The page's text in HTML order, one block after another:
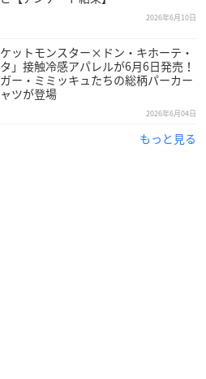
2026年6月10日
ケットモンスター×ドン・キホーテ・
」接触冷感アパレルが6月6日発売！
ー・ミミッキュたちの総柄パーカー
ツが登場
2026年6月04日
もっと見る